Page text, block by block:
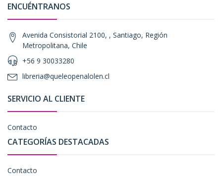
ENCUÉNTRANOS
Avenida Consistorial 2100, , Santiago, Región
Metropolitana, Chile
+56 9 30033280
libreria@queleopenalolen.cl
SERVICIO AL CLIENTE
Contacto
CATEGORÍAS DESTACADAS
Contacto